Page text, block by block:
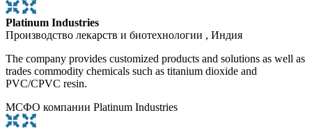
Platinum Industries
Производство лекарств и биотехнологии , Индия
The company provides customized products and solutions as well as
trades commodity chemicals such as titanium dioxide and
PVC/CPVC resin.
МСФО компании Platinum Industries